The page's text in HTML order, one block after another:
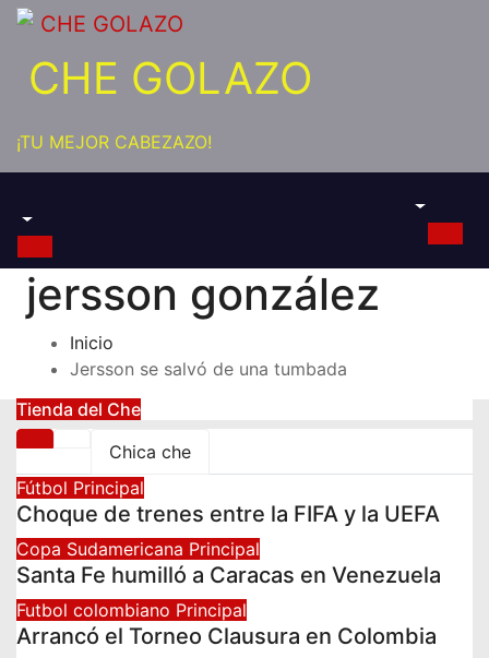
Saltar
contenido
CHE GOLAZO
¡TU MEJOR CABEZAZO!
jersson gonzález
Inicio
Jersson se salvó de una tumbada
Tienda del Che
Chica che
Fútbol Principal
Choque de trenes entre la FIFA y la UEFA
Copa Sudamericana Principal
Santa Fe humilló a Caracas en Venezuela
Futbol colombiano Principal
Arrancó el Torneo Clausura en Colombia